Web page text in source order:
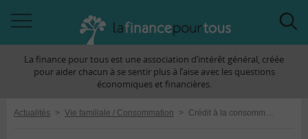
àLa finance pour tous est une association d’intérêt général, créée
pour aider chacun à se sentir plus à l’aise avec les questions
économiques et financières.
Actualités > Vie familiale / Consommation > Crédit à la consommation : de nouvelles règles en 2026